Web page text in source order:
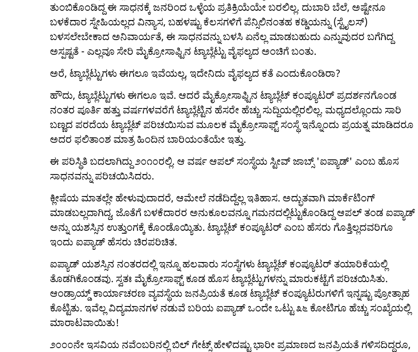
ತುಂಬಿಕೊಂಡಿದ್ದ ಈ ಸಾಧನಕ್ಕೆ ಜನರಿಂದ ಒಳ್ಳೆಯ ಪ್ರತಿಕ್ರಿಯೆಯೇ ಬರಲಿಲ್ಲ. ದುಬಾರಿ ಬೆಲೆ, ಅಷ್ಟೇನೂ
ಬಳಕೆದಾರ ಸ್ನೇಹಿಯಲ್ಲದ ವಿನ್ಯಾಸ, ಬಹಳಷ್ಟು ಕೆಲಸಗಳಿಗೆ ಪೆನ್ಸಿಲಿನಂತಹ ಕಡ್ಡಿಯನ್ನು (ಸ್ಟೈಲಸ್)
ಬಳಸಲೇಬೇಕಾದ ಅನಿವಾರ್ಯತೆ, ಈ ಸಾಧನವನ್ನು ಬಳಸಿ ಏನೆಲ್ಲ ಮಾಡಬಹುದು ಎನ್ನುವುದರ ಬಗೆಗಿದ್ದ
ಅಸ್ಪಷ್ಟತೆ - ಎಲ್ಲವೂ ಸೇರಿ ಮೈಕ್ರೋಸಾಫ್ಟಿನ ಟ್ಯಾಬ್ಲೆಟ್ಟು ವೈಫಲ್ಯದ ಅಂಚಿಗೆ ಬಂತು.
ಅರೆ, ಟ್ಯಾಬ್ಲೆಟ್ಟುಗಳು ಈಗಲೂ ಇವೆಯಲ್ಲ, ಇದೇನಿದು ವೈಫಲ್ಯದ ಕತೆ ಎಂದುಕೊಂಡಿರಾ?
ಹೌದು, ಟ್ಯಾಬ್ಲೆಟ್ಟುಗಳು ಈಗಲೂ ಇವೆ. ಆದರೆ ಮೈಕ್ರೋಸಾಫ್ಟಿನ ಟ್ಯಾಬ್ಲೆಟ್ ಕಂಪ್ಯೂಟರ್ ಪ್ರದರ್ಶನಗೊಂಡ
ನಂತರ ಪೂರ್ತಿ ಹತ್ತು ವರ್ಷಗಳವರೆಗೆ ಟ್ಯಾಬ್ಲೆಟ್ಟಿನ ಹೆಸರೇ ಹೆಚ್ಚು ಸುದ್ದಿಯಲ್ಲಿರಲಿಲ್ಲ. ಮಧ್ಯದಲ್ಲೊಂದು ಸಾರಿ
ಬಣ್ಣದ ಪರದೆಯ ಟ್ಯಾಬ್ಲೆಟ್ ಪರಿಚಯಿಸುವ ಮೂಲಕ ಮೈಕ್ರೋಸಾಫ್ಟ್ ಸಂಸ್ಥೆ ಇನ್ನೊಂದು ಪ್ರಯತ್ನ ಮಾಡಿದರೂ
ಅದರ ಫಲಿತಾಂಶ ಮಾತ್ರ ಹಿಂದಿನ ಬಾರಿಯಂತೆಯೇ ಇತ್ತು.
ಈ ಪರಿಸ್ಥಿತಿ ಬದಲಾಗಿದ್ದು ೨೦೧೦ರಲ್ಲಿ. ಆ ವರ್ಷ ಆಪಲ್ ಸಂಸ್ಥೆಯ ಸ್ಟೀವ್ ಜಾಬ್ಸ್ 'ಐಪ್ಯಾಡ್' ಎಂಬ ಹೊಸ
ಸಾಧನವನ್ನು ಪರಿಚಯಿಸಿದರು.
ಕ್ಲೀಷೆಯ ಮಾತಲ್ಲೇ ಹೇಳುವುದಾದರೆ, ಆಮೇಲೆ ನಡೆದಿದ್ದೆಲ್ಲ ಇತಿಹಾಸ. ಅದ್ಭುತವಾಗಿ ಮಾರ್ಕೆಟಿಂಗ್
ಮಾಡಬಲ್ಲದಾಗಿದ್ದ, ಜೊತೆಗೆ ಬಳಕೆದಾರರ ಅನುಕೂಲವನ್ನೂ ಗಮನದಲ್ಲಿಟ್ಟುಕೊಂಡಿದ್ದ ಆಪಲ್ ತಂಡ ಐಪ್ಯಾಡ್
ಅನ್ನು ಯಶಸ್ಸಿನ ಉತ್ತುಂಗಕ್ಕೆ ಕೊಂಡೊಯ್ಯಿತು. ಟ್ಯಾಬ್ಲೆಟ್ ಕಂಪ್ಯೂಟರ್ ಎಂಬ ಹೆಸರು ಗೊತ್ತಿಲ್ಲದವರಿಗೂ
ಇಂದು ಐಪ್ಯಾಡ್ ಹೆಸರು ಚಿರಪರಿಚಿತ.
ಐಪ್ಯಾಡ್ ಯಶಸ್ಸಿನ ನಂತರದಲ್ಲಿ ಇನ್ನೂ ಹಲವಾರು ಸಂಸ್ಥೆಗಳು ಟ್ಯಾಬ್ಲೆಟ್ ಕಂಪ್ಯೂಟರ್ ತಯಾರಿಕೆಯಲ್ಲಿ
ತೊಡಗಿಕೊಂಡವು. ಸ್ವತಃ ಮೈಕ್ರೋಸಾಫ್ಟ್ ಕೂಡ ಹೊಸ ಟ್ಯಾಬ್ಲೆಟ್ಟುಗಳನ್ನು ಮಾರುಕಟ್ಟೆಗೆ ಪರಿಚಯಿಸಿತು.
ಆಂಡ್ರಾಯ್ಡ್ ಕಾರ್ಯಾಚರಣ ವ್ಯವಸ್ಥೆಯ ಜನಪ್ರಿಯತೆ ಕೂಡ ಟ್ಯಾಬ್ಲೆಟ್ ಕಂಪ್ಯೂಟರುಗಳಿಗೆ ಇನ್ನಷ್ಟು ಪ್ರೋತ್ಸಾಹ
ಕೊಟ್ಟಿತು. ಇವೆಲ್ಲ ವಿದ್ಯಮಾನಗಳ ನಡುವೆ ಬರಿಯ ಐಪ್ಯಾಡ್ ಒಂದೇ ಒಟ್ಟು ೩೬ ಕೋಟಿಗೂ ಹೆಚ್ಚು ಸಂಖ್ಯೆಯಲ್ಲಿ
ಮಾರಾಟವಾಯಿತು!
೨೦೦೦ನೇ ಇಸವಿಯ ನವೆಂಬರಿನಲ್ಲಿ ಬಿಲ್ ಗೇಟ್ಸ್‌ ಹೇಳಿದಷ್ಟು ಭಾರೀ ಪ್ರಮಾಣದ ಜನಪ್ರಿಯತೆ ಗಳಿಸದಿದ್ದರೂ,